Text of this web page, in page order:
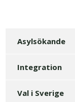
Asylsökande
Integration
Val i Sverige